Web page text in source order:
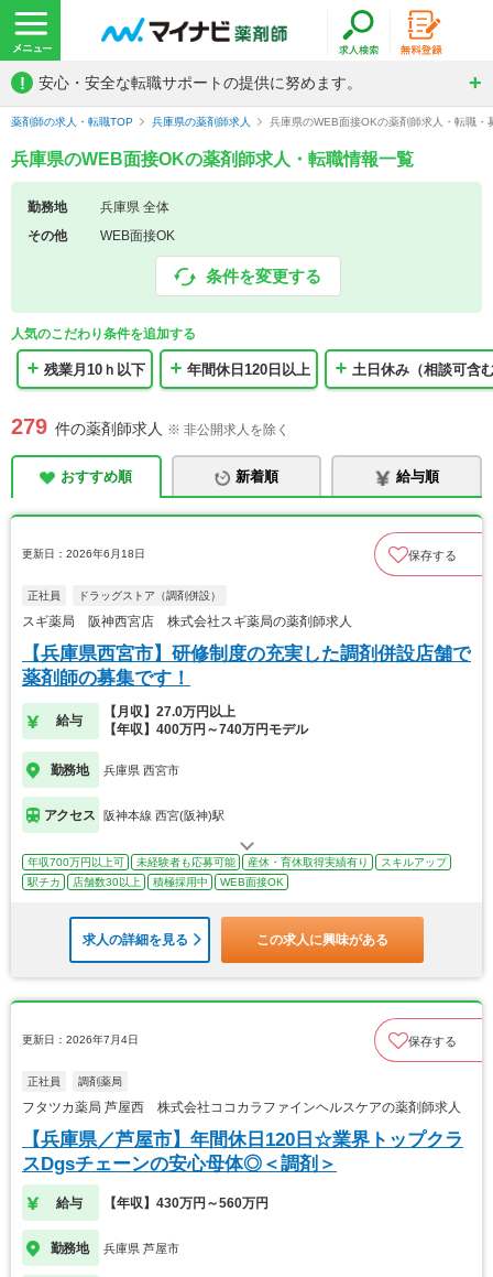
! 安心・安全な転職サポートの提供に努めます。
薬剤師の求人・転職TOP 兵庫県の薬剤師求人 兵庫県のWEB面接OKの薬剤師求人・転職・
兵庫県のWEB面接OKの薬剤師求人・転職情報一覧
勤務地
兵庫県 全体
その他
WEB面接OK
条件を変更する
人気のこだわり条件を追加する
残業月10ｈ以下 年間休日120日以上 土日休み（相談可含
279 件の薬剤師求人 ※ 非公開求人を除く
おすすめ順 新着順 給与順
更新日：2026年6月18日 保存する
正社員 ドラッグストア（調剤併設）
スギ薬局 阪神西宮店 株式会社スギ薬局の薬剤師求人
【兵庫県西宮市】研修制度の充実した調剤併設店舗で
薬剤師の募集です！
給与
【月収】27.0万円以上
【年収】400万円～740万円モデル
勤務地 兵庫県 西宮市
アクセス 阪神本線 西宮(阪神)駅
年収700万円以上可 未経験者も応募可能 産休・育休取得実績有り
スキルアップ
駅チカ
店舗数30以上 積極採用中 WEB面接OK
求人の詳細を見る この求人に興味がある
更新日：2026年7月4日 保存する
正社員 調剤薬局
フタツカ薬局 芦屋西 株式会社ココカラファインヘルスケアの薬剤師求人
【兵庫県／芦屋市】年間休日120日☆業界トップクラ
スDgsチェーンの安心母体◎＜調剤＞
給与 【年収】430万円～560万円
勤務地 兵庫県 芦屋市